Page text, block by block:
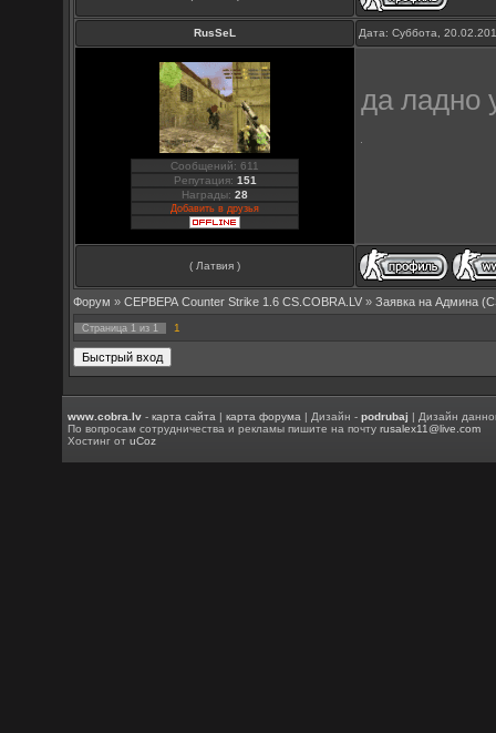
RusSeL Дата: Суббота,
Сообщений: 611
Репутация: 151
Награды:28
Добавить в друзья
да ладно
( Латвия )
Форум » СЕРВЕРА Counter Strike 1.6 CS.COBRA.LV » Заявка на Aдмина
Страница 1 из 1 1
www.cobra.lv -карта сайта |карта форума | Дизайн -podrubaj | Дизайн
По вопросам сотрудничества и рекламы пишите на почтуrusalex11@live.com
Хостинг отuCoz